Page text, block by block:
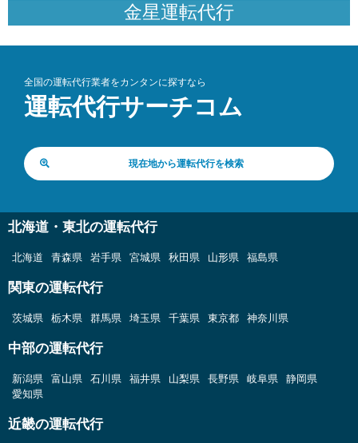
金星運転代行
全国の運転代行業者をカンタンに探すなら
運転代行サーチコム
現在地から運転代行を検索
北海道・東北の運転代行
北海道 青森県 岩手県 宮城県 秋田県 山形県 福島県
関東の運転代行
茨城県 栃木県 群馬県 埼玉県 千葉県 東京都 神奈川県
中部の運転代行
新潟県 富山県 石川県 福井県 山梨県 長野県 岐阜県
静岡県
愛知県
近畿の運転代行